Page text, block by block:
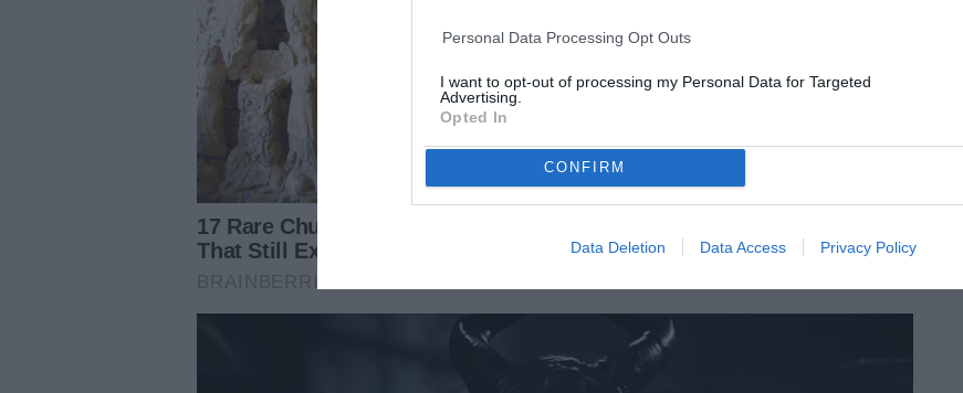
Personal Data Processing Opt Outs
I want to opt-out of processing my Personal Data for Targeted
Advertising.
Opted In
CONFIRM
Data Deletion Data Access Privacy Policy